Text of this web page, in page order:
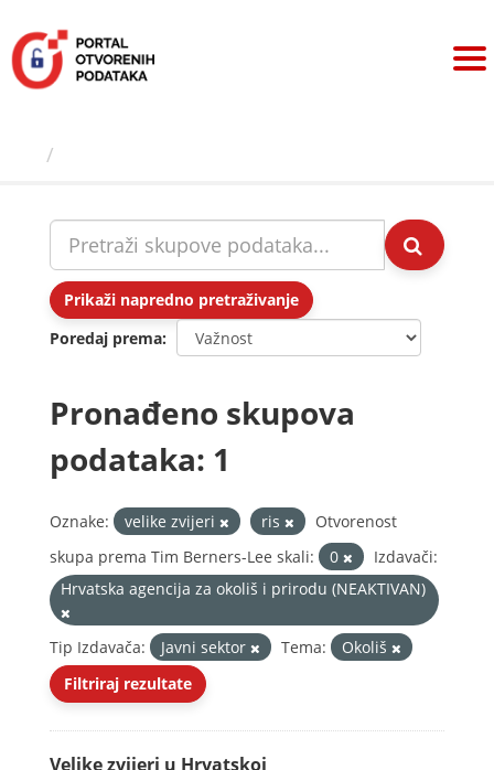
sadržaj
Prikaži napredno pretraživanje
Poredaj prema
Pronađeno skupova
podataka: 1
Oznake: velike zvijeri ris
Otvorenost
skupa prema Tim Berners-Lee skali:
0
Izdavači:
Hrvatska agencija za okoliš i prirodu (NEAKTIVAN)
Tip Izdavača: Javni sektor Tema:
Okoliš
Filtriraj rezultate
Velike zvijeri u Hrvatskoj